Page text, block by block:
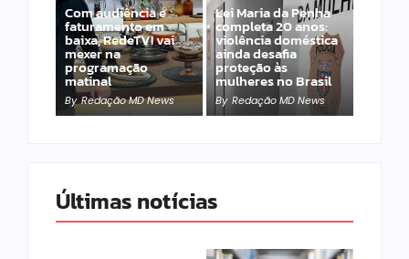
Com audiência e
faturamento em
baixa, RedeTV! vai
mexer na
programação
matinal
By Redação MD News
Lei Maria da Penha
completa 20 anos:
violência doméstica
ainda desafia
proteção às
mulheres no Brasil
By Redação MD News
Últimas notícias